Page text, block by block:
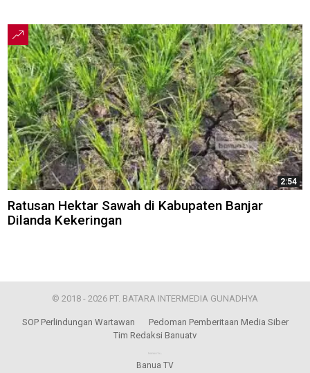
2:54
Ratusan Hektar Sawah di Kabupaten Banjar
Dilanda Kekeringan
© 2018 - 2026 PT. BATARA INTERMEDIA GUNADHYA
SOP Perlindungan Wartawan
Pedoman Pemberitaan Media Siber
Tim Redaksi Banuatv
Banua TV